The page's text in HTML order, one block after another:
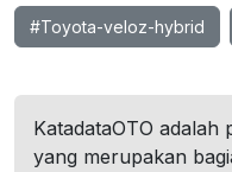
#Toyota-veloz-hybrid
KatadataOTO
yang merupakan